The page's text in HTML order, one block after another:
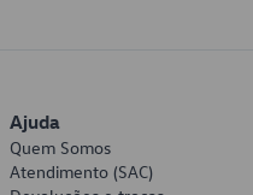
Ajuda
Quem Somos
Atendimento (SAC)